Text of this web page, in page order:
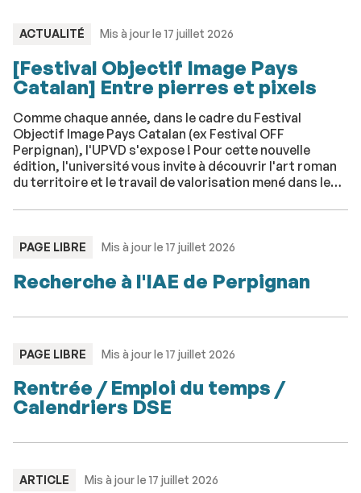
TYPE
ACTUALITÉ Mis à jour le 17 juillet 2026
[Festival Objectif Image Pays
Catalan] Entre pierres et pixels
Comme chaque année, dans le cadre du Festival
Objectif Image Pays Catalan (ex Festival OFF
Perpignan), l'UPVD s'expose ! Pour cette nouvelle
édition, l'université vous invite à découvrir l'art roman
du territoire et le travail de valorisation mené dans le
TYPE
PAGE LIBRE Mis à jour le 17 juillet 2026
Recherche à l'IAE de Perpignan
TYPE
PAGE LIBRE Mis à jour le 17 juillet 2026
Rentrée / Emploi du temps /
Calendriers DSE
TYPE
ARTICLE Mis à jour le 17 juillet 2026